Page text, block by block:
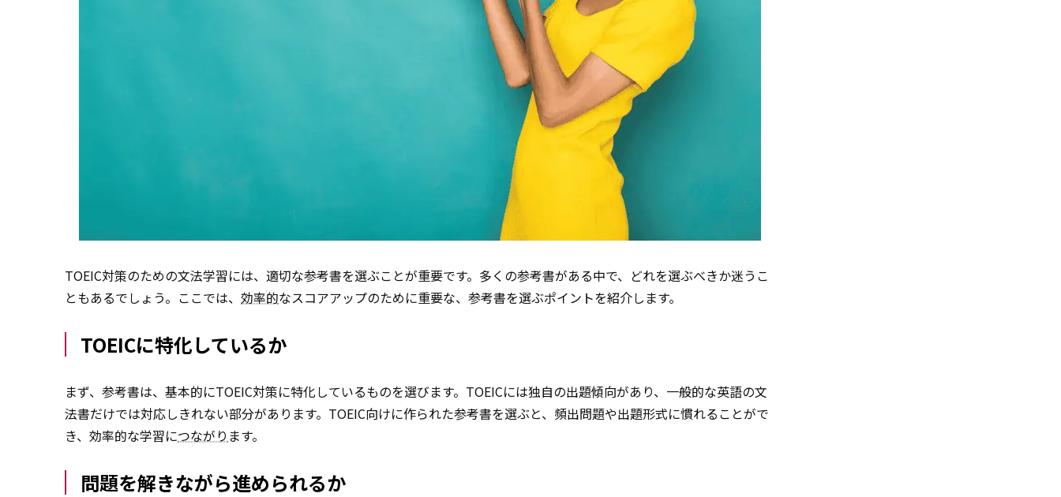
TOEIC対策のための文法学習には、適切な参考書を選ぶことが重要です。多くの参考書がある中で、どれを選ぶべきか迷うこ
ともあるでしょう。ここでは、 効率的なスコアアップのために重要な、参考書を選ぶポイントを紹介します。
TOEICに特化しているか
まず、参考書は、基本的にTOEIC対策に特化しているものを選びます。TOEICには独自の出題傾向があり、一般的な英語の文
法書だけでは対応しきれない部分があります。TOEIC向けに作られた参考書を選ぶと、頻出問題や出題形式に慣れることがで
き、効率的な学習につながり ます。
問題を解きながら進められるか